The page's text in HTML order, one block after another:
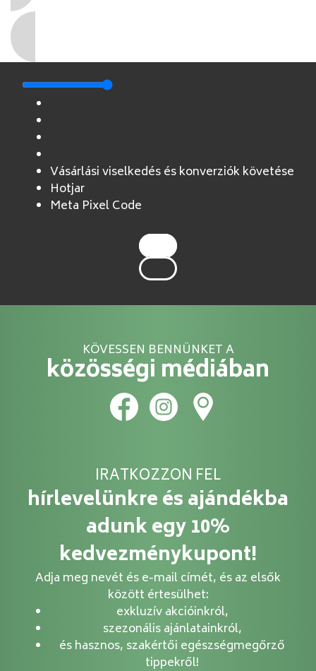
Vásárlási viselkedés és konverziók követése
Hotjar
Meta Pixel Code
KÖVESSEN BENNÜNKET A
közösségi médiában
IRATKOZZON FEL
hírlevelünkre és ajándékba
adunk egy 10%
kedvezménykupont!
Adja meg nevét és e-mail címét, és az elsők
között értesülhet:
exkluzív akcióinkról,
szezonális ajánlatainkról,
és hasznos, szakértői egészségmegőrző
tippekről!